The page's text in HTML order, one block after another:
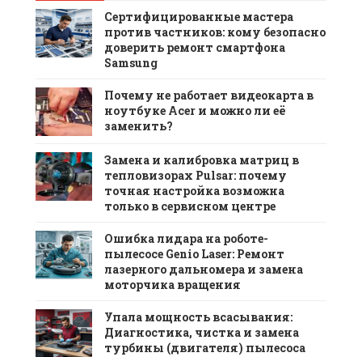
Сертифицированные мастера
против частников: кому безопасно
доверить ремонт смартфона
Samsung
Почему не работает видеокарта в
ноутбуке Acer и можно ли её
заменить?
Замена и калибровка матриц в
тепловизорах Pulsar: почему
точная настройка возможна
только в сервисном центре
Ошибка лидара на роботе-
пылесосе Genio Laser: Ремонт
лазерного дальномера и замена
моторчика вращения
Упала мощность всасывания:
Диагностика, чистка и замена
турбины (двигателя) пылесоса